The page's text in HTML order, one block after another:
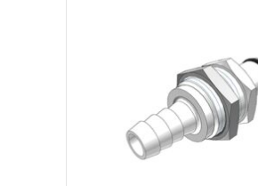
IN DEN WARENKORB